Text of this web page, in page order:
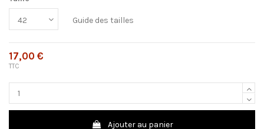
Guide des tailles
17,00 €
TTC
Ajouter au panier